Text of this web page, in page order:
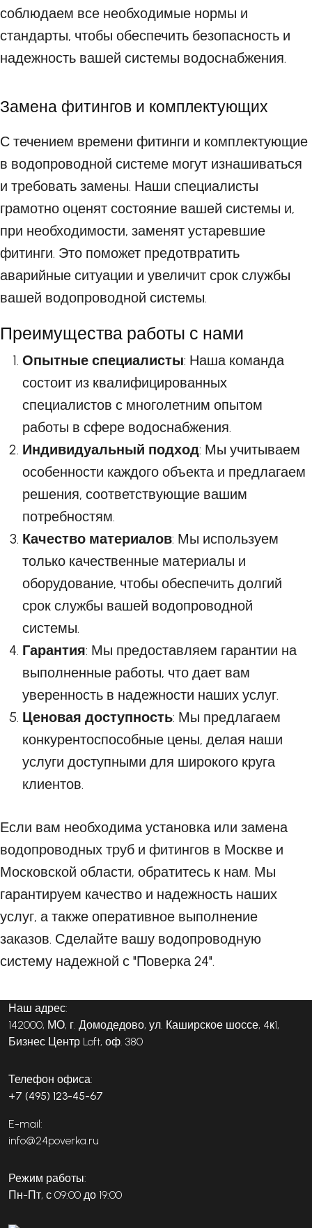
соблюдаем все необходимые нормы и
стандарты, чтобы обеспечить безопасность и
надежность вашей системы водоснабжения.
Замена фитингов и комплектующих
С течением времени фитинги и комплектующие
в водопроводной системе могут изнашиваться
и требовать замены. Наши специалисты
грамотно оценят состояние вашей системы и,
при необходимости, заменят устаревшие
фитинги. Это поможет предотвратить
аварийные ситуации и увеличит срок службы
вашей водопроводной системы.
Преимущества работы с нами
Опытные специалисты: Наша команда
состоит из квалифицированных
специалистов с многолетним опытом
работы в сфере водоснабжения.
Индивидуальный подход: Мы учитываем
особенности каждого объекта и предлагаем
решения, соответствующие вашим
потребностям.
Качество материалов: Мы используем
только качественные материалы и
оборудование, чтобы обеспечить долгий
срок службы вашей водопроводной
системы.
Гарантия: Мы предоставляем гарантии на
выполненные работы, что дает вам
уверенность в надежности наших услуг.
Ценовая доступность: Мы предлагаем
конкурентоспособные цены, делая наши
услуги доступными для широкого круга
клиентов.
Если вам необходима установка или замена
водопроводных труб и фитингов в Москве и
Московской области, обратитесь к нам. Мы
гарантируем качество и надежность наших
услуг, а также оперативное выполнение
заказов. Сделайте вашу водопроводную
систему надежной с "Поверка 24".
Наш адрес:
142000, МО, г. Домодедово, ул. Каширское шоссе, 4к1,
Бизнес Центр Loft, оф. 380
Телефон офиса:
+7 (495) 123-45-67
E-mail:
info@24poverka.ru
Режим работы:
Пн-Пт, с 09:00 до 19:00